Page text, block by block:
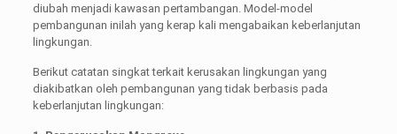
diubah menjadi kawasan pertambangan. Model-model
pembangunan inilah yang kerap kali mengabaikan keberlanjutan
lingkungan.
Berikut catatan singkat terkait kerusakan lingkungan yang
diakibatkan oleh pembangunan yang tidak berbasis pada
keberlanjutan lingkungan: